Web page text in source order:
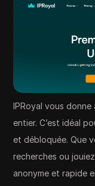
IPRoyal vous donne
entier. C’est idéal
et débloquée. Que
recherches ou
anonyme et rapide